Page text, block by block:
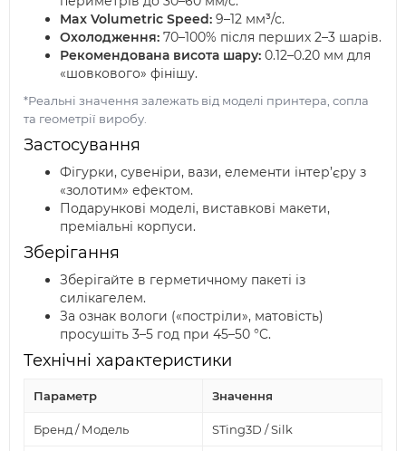
Max Volumetric Speed: 9–12 мм³/с.
Охолодження: 70–100% після перших 2–3 шарів.
Рекомендована висота шару: 0.12–0.20 мм для
«шовкового» фінішу.
*Реальні значення залежать від моделі принтера, сопла
та геометрії виробу.
Застосування
Фігурки, сувеніри, вази, елементи інтер’єру з
«золотим» ефектом.
Подарункові моделі, виставкові макети,
преміальні корпуси.
Зберігання
Зберігайте в герметичному пакеті із
силікагелем.
За ознак вологи («постріли», матовість)
просушіть 3–5 год при 45–50 °C.
Технічні характеристики
Параметр Значення
Бренд / Модель STing3D / Silk